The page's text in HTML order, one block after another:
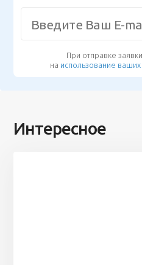
При отправке
на использование
Интересное